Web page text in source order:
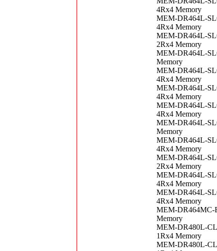
4Rx4 Memory
MEM-DR464L-
4Rx4 Memory
MEM-DR464L-
2Rx4 Memory
MEM-DR464L-
Memory
MEM-DR464L-
4Rx4 Memory
MEM-DR464L-
4Rx4 Memory
MEM-DR464L-
4Rx4 Memory
MEM-DR464L-
Memory
MEM-DR464L-
4Rx4 Memory
MEM-DR464L-
2Rx4 Memory
MEM-DR464L-
4Rx4 Memory
MEM-DR464L-
4Rx4 Memory
MEM-DR464MC-
Memory
MEM-DR480L-
1Rx4 Memory
MEM-DR480L-